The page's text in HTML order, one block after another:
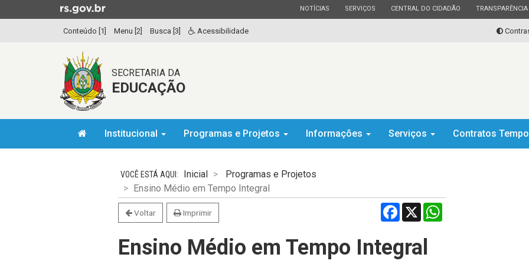
para
Ir
a
ESTADO
NOTÍCIAS ESTADO
SERVIÇOS ESTADO
CENTRAL DO CIDADÃO ESTADO
TRANSPARÊNCIA
Conteúdo [1] Menu [2] Busca [3] Acessibilidade
SECRETARIA DA
EDUCAÇÃO
Institucional Programas e Projetos Informações Serviços Contratos
Inicial
Programas e Projetos
Ensino Médio em Tempo Integral
Voltar Imprimir Facebook
X WhatsApp
Ensino Médio em Tempo Integral